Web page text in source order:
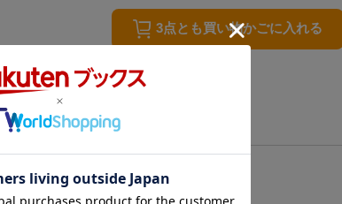
3点とも買い物かごに入れる